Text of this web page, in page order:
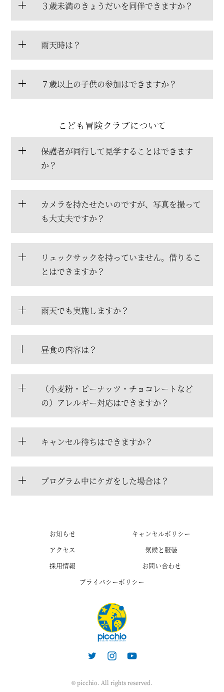
３歳未満のきょうだいを同伴できますか？
雨天時は？
７歳以上の子供の参加はできますか？
こども冒険クラブについて
保護者が同行して見学することはできます
か？
カメラを持たせたいのですが、写真を撮って
も大丈夫ですか？
リュックサックを持っていません。借りるこ
とはできますか？
雨天でも実施しますか？
昼食の内容は？
（小麦粉・ピーナッツ・チョコレートなど
の）アレルギー対応はできますか？
キャンセル待ちはできますか？
プログラム中にケガをした場合は？
お知らせ
キャンセルポリシー
アクセス
気候と服装
採用情報
お問い合わせ
プライバシーポリシー
© picchio. All rights reserved.